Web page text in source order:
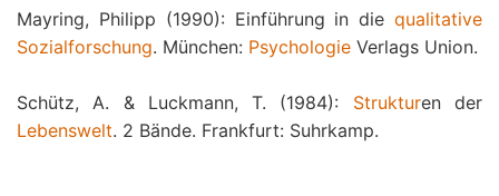
Mayring, Philipp (1990): Einführung in die qualitative
Sozialforschung. München: Psychologie Verlags Union.
Schütz, A. & Luckmann, T. (1984): Strukturen der
Lebenswelt. 2 Bände. Frankfurt: Suhrkamp.